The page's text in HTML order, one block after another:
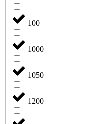
100
1000
1050
1200